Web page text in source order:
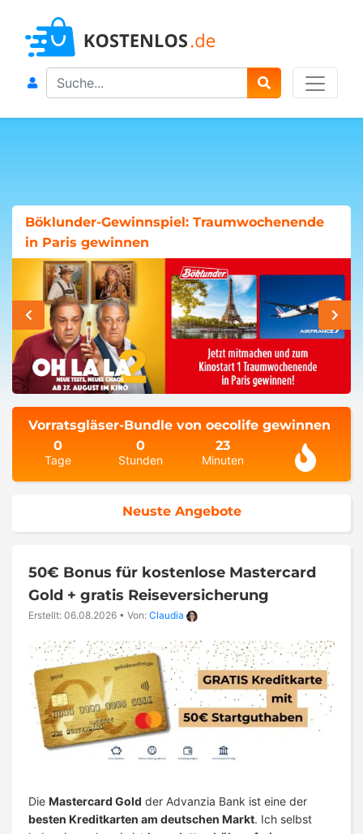
Search
Böklunder-Gewinnspiel: Traumwochenende
in Paris gewinnen
Vorratsgläser-Bundle von oecolife gewinnen
0
Tage
0
Stunden
23
Minuten
Neuste Angebote
50€ Bonus für kostenlose Mastercard
Gold + gratis Reiseversicherung
Erstellt: 06.08.2026 • Von: Claudia
Die Mastercard Gold der Advanzia Bank ist eine der
besten Kreditkarten am deutschen Markt. Ich selbst